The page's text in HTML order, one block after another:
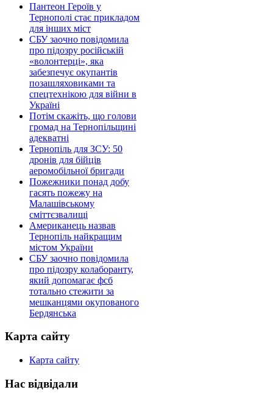
Пантеон Героїв у
Тернополі стає прикладом
для інших міст
СБУ заочно повідомила
про підозру російській
«волонтерці», яка
забезпечує окупантів
позашляховиками та
спецтехнікою для війни в
Україні
Потім скажіть, що голови
громад на Тернопільщині
адекватні
Тернопіль для ЗСУ: 50
дронів для бійців
аеромобільної бригади
Пожежники понад добу
гасять пожежу на
Малашівському
сміттєзвалищі
Американець назвав
Тернопіль найкращим
містом України
СБУ заочно повідомила
про підозру колаборанту,
який допомагає фсб
тотально стежити за
мешканцями окупованого
Бердянська
Карта сайту
Карта сайту
Нас відвідали